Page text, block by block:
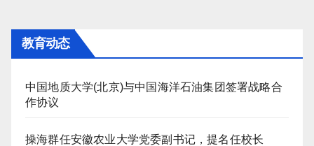
教育动态
中国地质大学(北京)与中国海洋石油集团签署战略合
作协议
操海群任安徽农业大学党委副书记，提名任校长